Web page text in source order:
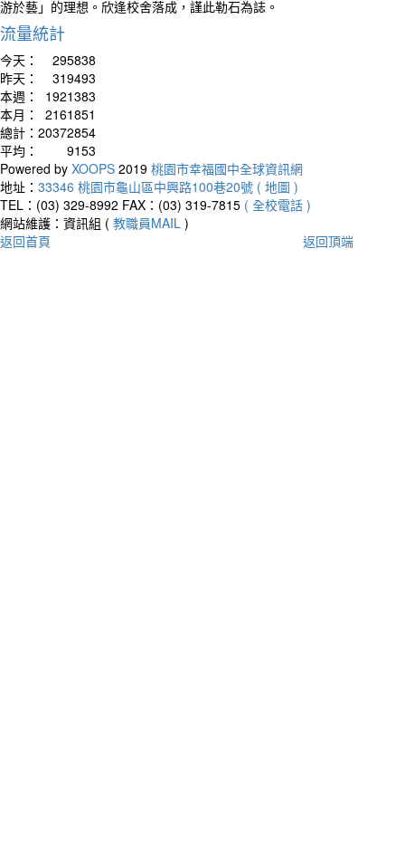
游於藝」的理想。欣逢校舍落成，謹此勒石為誌。
流量統計
今天：
295838
昨天：
319493
本週：
1921383
本月：
2161851
總計： 20372854
平均：
9153
Powered by XOOPS 2019 桃園市幸福國中全球資訊網
地址： 33346 桃園市龜山區中興路100巷20號 ( 地圖 )
TEL：(03) 329-8992 FAX：(03) 319-7815 ( 全校電話 )
網站維護：資訊組 ( 教職員MAIL )
返回首頁
返回頂端